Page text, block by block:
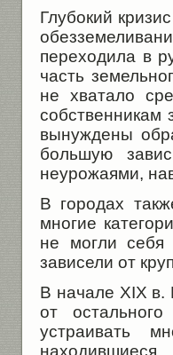
Глубокий
переходила в
часть
не хватало
собственникам
вынуждены
большую
неурожаями,
В городах
многие
не могли себя
зависели от
В начале XIX в.
от
устраивать